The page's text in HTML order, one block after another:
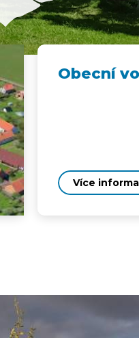
Obecní
Více